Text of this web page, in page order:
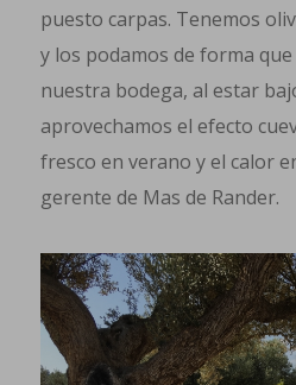
puesto carpas. Tenemos
y los podamos de forma
nuestra bodega, al estar
aprovechamos el efecto
fresco en verano y el calor
gerente de Mas de Rander.